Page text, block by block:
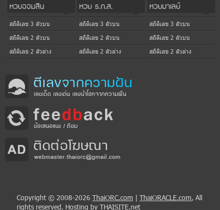
หวยออมสิน
สถิติเลข 3 ตัวบน
สถิติเลข 2 ตัวบน
สถิติเลข 2 ตัวล่าง
หวย ธ.ก.ส.
สถิติเลข 3 ตัวบน
สถิติเลข 2 ตัวบน
สถิติเลข 2 ตัวล่าง
หวยมาเลย์
สถิติเลข 3 ตัวบน
สถิติเลข 2 ตัวบน
สถิติเลข 2 ตัวล่าง
Copyright © 2008-2026 ThaiORC.com | ThaiORACLE.com, All
rights reserved. Hosting by THAISITE.net